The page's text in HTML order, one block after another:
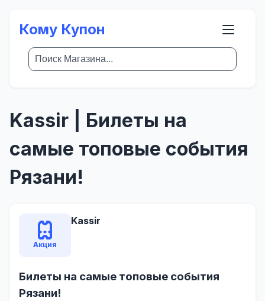
Кому Купон
Kassir | Билеты на
самые топовые события
Рязани!
Акция
Kassir
Билеты на самые топовые события
Рязани!